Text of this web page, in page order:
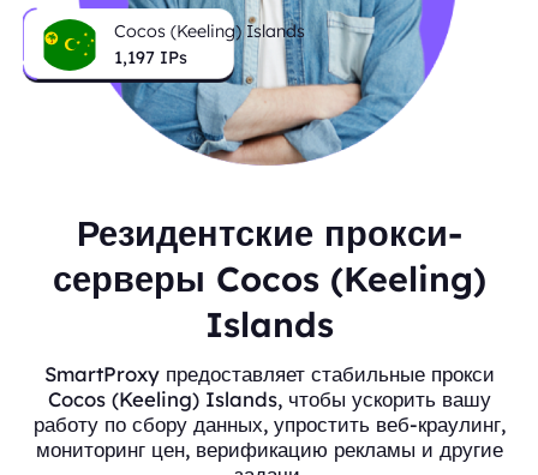
Cocos (Keeling) Islands
1,197 IPs
Резидентские прокси-
серверы Cocos (Keeling)
Islands
SmartProxy предоставляет стабильные прокси
Cocos (Keeling) Islands, чтобы ускорить вашу
работу по сбору данных, упростить веб-краулинг,
мониторинг цен, верификацию рекламы и другие